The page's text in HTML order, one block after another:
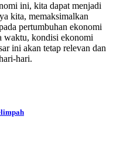
ini, kita dapat menjadi
kita, memaksimalkan
pertumbuhan ekonomi
waktu, kondisi ekonomi
ini akan tetap relevan dan
hari.